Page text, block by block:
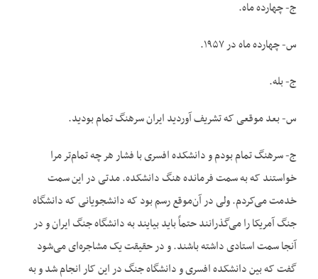
ج- چهارده ماه.
س- چهارده ماه در ۱۹۵۷.
ج- بله.
س- بعد موقعی که تشریف آوردید ایران سرهنگ تمام بودید.
ج- سرهنگ تمام بودم و دانشکده افسری با فشار هر چه تمام‌تر مرا
خواستند که به سمت فرمانده هنگ دانشکده. مدتی در این سمت
خدمت می‌کردم. ولی در آن‌موقع رسم بود که دانشجویانی که دانشگاه
جنگ آمریکا را می‌گذرانند حتماً باید بیایند به دانشگاه جنگ ایران و در
آنجا سمت استادی داشته باشند. و در حقیقت یک مشاجره‌ای می‌شود
گفت که بین دانشکده افسری و دانشگاه جنگ در این کار انجام شد و به